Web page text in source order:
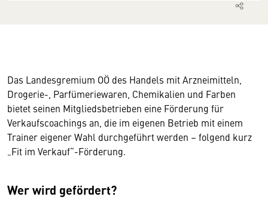
Das Landesgremium OÖ des Handels mit Arzneimitteln,
Drogerie-, Parfümeriewaren, Chemikalien und Farben
bietet seinen Mitgliedsbetrieben eine Förderung für
Verkaufscoachings an, die im eigenen Betrieb mit einem
Trainer eigener Wahl durchgeführt werden – folgend kurz
„Fit im Verkauf“-Förderung.
Wer wird gefördert?